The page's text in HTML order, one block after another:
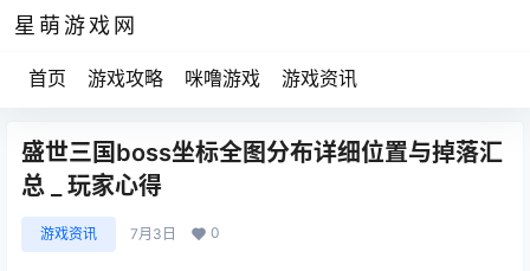
星萌游戏网
首页 游戏攻略 咪噜游戏 游戏资讯
盛世三国boss坐标全图分布详细位置与掉落汇
总 _ 玩家心得
游戏资讯 7月3日 0